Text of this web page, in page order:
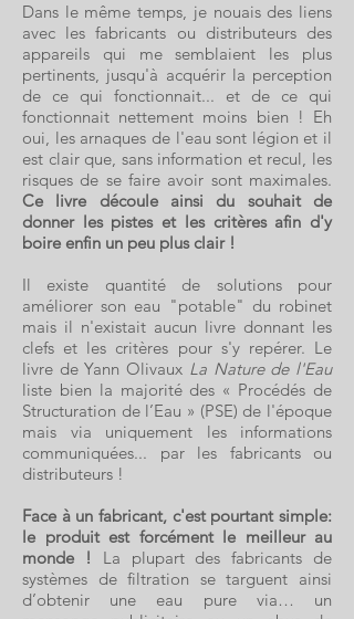
Dans le même temps, je nouais des liens
avec les fabricants ou distributeurs des
appareils qui me semblaient les plus
pertinents, jusqu'à acquérir la perception
de ce qui fonctionnait... et de ce qui
fonctionnait nettement moins bien ! Eh
oui, les arnaques de l'eau sont légion et il
est clair que, sans information et recul, les
risques de se faire avoir sont maximales.
Ce livre découle ainsi du souhait de
donner les pistes et les critères afin d'y
boire enfin un peu plus clair !
Il existe quantité de solutions pour
améliorer son eau "potable" du robinet
mais il n'existait aucun livre donnant les
clefs et les critères pour s'y repérer. Le
livre de Yann Olivaux La Nature de l'Eau
liste bien la majorité des « Procédés de
Structuration de l’Eau » (PSE) de l'époque
mais via uniquement les informations
communiquées... par les fabricants ou
distributeurs !
Face à un fabricant, c'est pourtant simple:
le produit est forcément le meilleur au
monde ! La plupart des fabricants de
systèmes de filtration se targuent ainsi
d’obtenir une eau pure via… un